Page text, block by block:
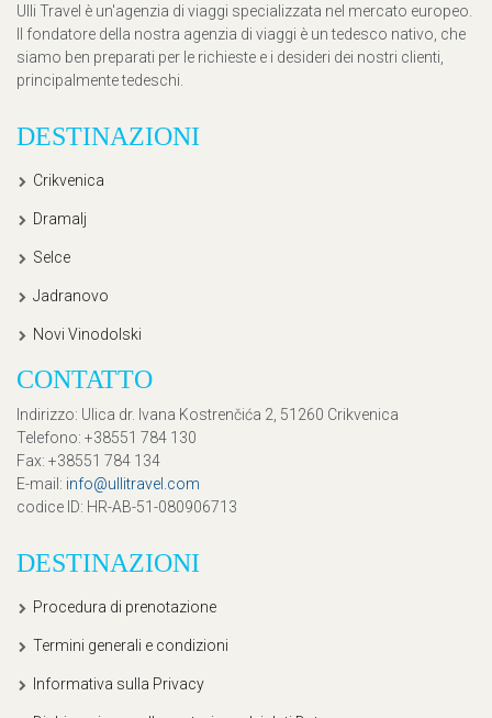
Ulli Travel è un'agenzia di viaggi specializzata nel mercato europeo.
Il fondatore della nostra agenzia di viaggi è un tedesco nativo, che
siamo ben preparati per le richieste e i desideri dei nostri clienti,
principalmente tedeschi.
DESTINAZIONI
Crikvenica
Dramalj
Selce
Jadranovo
Novi Vinodolski
CONTATTO
Indirizzo: Ulica dr. Ivana Kostrenčića 2, 51260 Crikvenica
Telefono: +38551 784 130
Fax: +38551 784 134
E-mail: info@ullitravel.com
codice ID: HR-AB-51-080906713
DESTINAZIONI
Procedura di prenotazione
Termini generali e condizioni
Informativa sulla Privacy